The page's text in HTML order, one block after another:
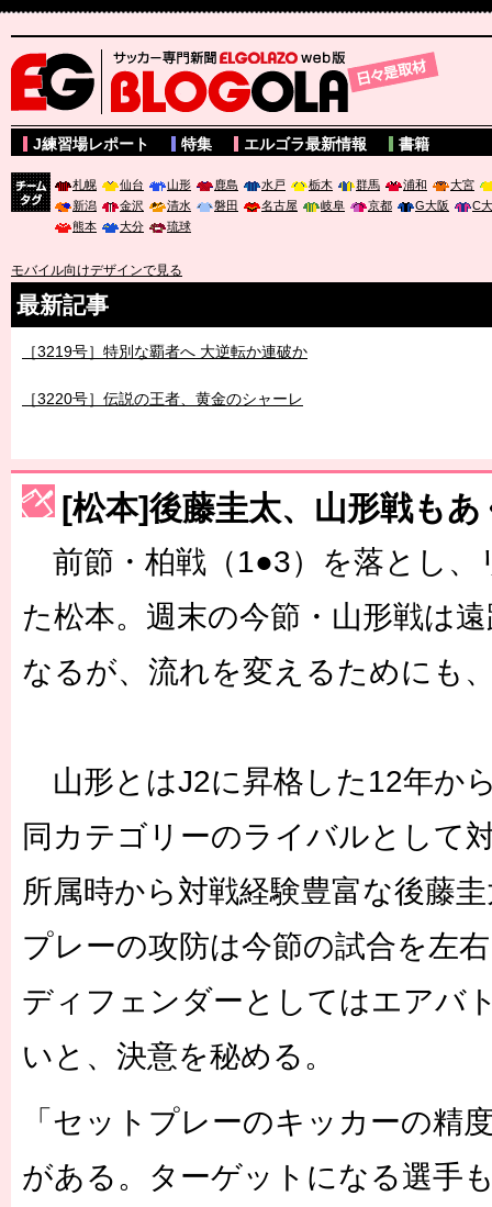
サッカー専門新聞ELGOLAZO web版 BLOGOLA
J練習場レポート 特集 エルゴラ最新情報 書籍
札幌 仙台 山形 鹿島 水戸 栃木 群馬 浦和
大宮
新潟
金沢 清水 磐田 名古屋 岐阜 京都 G大阪
C
熊本
大分 琉球
モバイル向けデザインで見る
最新記事
［3219号］特別な覇者へ 大逆転か連破か
［3220号］伝説の王者、黄金のシャーレ
［3223号］一丸。日本出陣
［3222号］史上最大のW杯開幕 注目は「個」
[松本]後藤圭太、山形戦も
前節・柏戦（1●3）を落とし、
た松本。週末の今節・山形戦は
なるが、流れを変えるためにも
山形とはJ2に昇格した12年か
同カテゴリーのライバルとして
所属時から対戦経験豊富な後藤
プレーの攻防は今節の試合を左
ディフェンダーとしてはエアバ
いと、決意を秘める。
「セットプレーのキッカーの精
がある。ターゲットになる選手